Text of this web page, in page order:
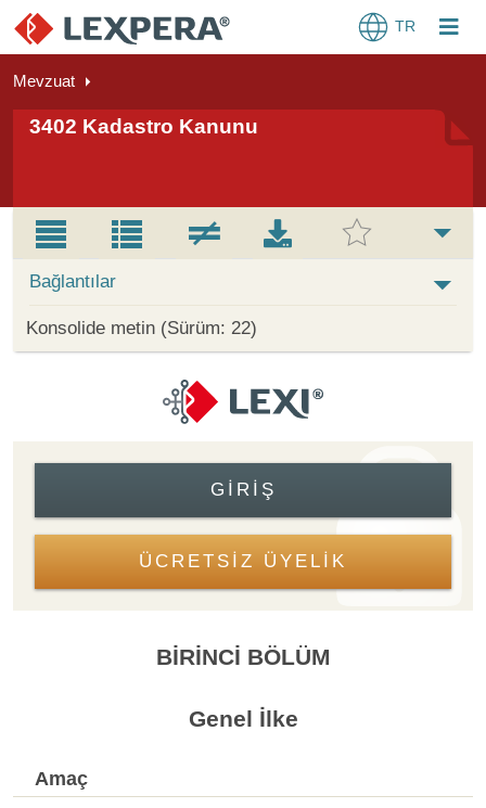
TR
Mevzuat
3402 Kadastro Kanunu
Bağlantılar
Konsolide metin (Sürüm: 22)
GIRIŞ
ÜCRETSİZ ÜYELİK
BİRİNCİ BÖLÜM
Genel İlke
Amaç